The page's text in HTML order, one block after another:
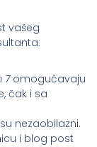
vašeg
7omogućavaju
čak i sa
su nezaobilazni.
i blog post